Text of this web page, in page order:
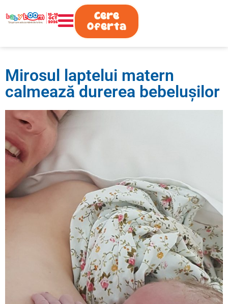
0730.808.038 Cere
Oferta
Mirosul laptelui matern
calmează durerea bebeluşilor